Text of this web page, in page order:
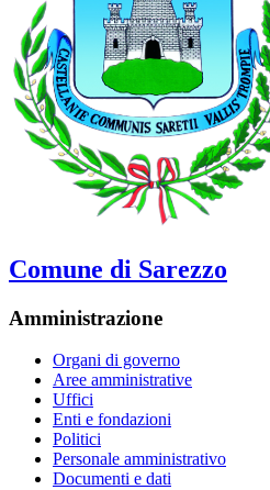
Comune di Sarezzo
Amministrazione
Organi di governo
Aree amministrative
Uffici
Enti e fondazioni
Politici
Personale amministrativo
Documenti e dati